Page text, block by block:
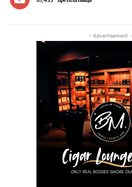
- Advertisement -